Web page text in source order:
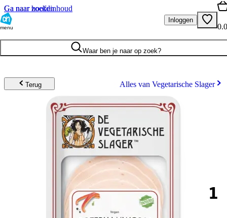
Ga naar hoofdinhoud
Ga naar zoeken
menu
Inloggen
Waar ben je naar op zoek?
Terug Alles van Vegetarische Slager
1